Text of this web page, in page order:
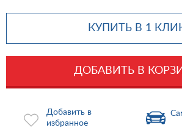
КУПИТЬ В 1
ДОБАВИТЬ В
Добавить в
избранное